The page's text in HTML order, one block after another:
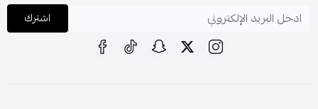
اشترك